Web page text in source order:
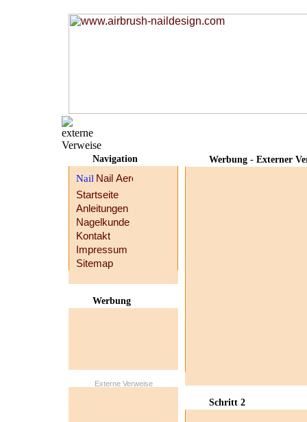
Werbung - Externer
Schritt 2
Navigation
Startseite
Anleitungen
Nagelkunde
Kontakt
Impressum
Sitemap
Werbung
Externe Verweise